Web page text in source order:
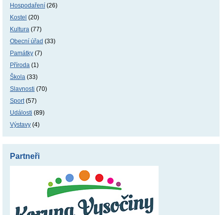
Hospodaření (26)
Kostel (20)
Kultura (77)
Obecní úřad (33)
Památky (7)
Příroda (1)
Škola (33)
Slavnosti (70)
Sport(57)
Události (89)
Výstavy (4)
Partneři